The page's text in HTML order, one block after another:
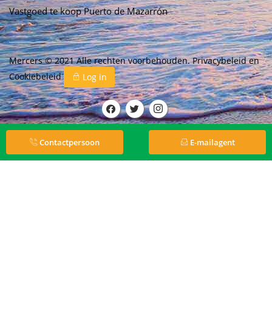
Vastgoed te koop Puerto de Mazarrón
Mercers © 2021 Alle rechten voorbehouden.Privacybeleiden
Cookiebeleid
Log in
Contactpersoon E-mailagent